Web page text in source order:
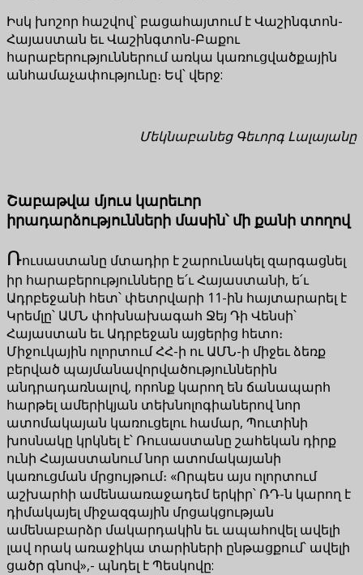
Իսկ խոշոր հաշվով՝ բացահայտում է Վաշինգտոն-
Հայաստան եւ Վաշինգտոն-Բաքու
հարաբերություններում առկա կառուցվածքային
անհամաչափությունը։ Եվ՝ վերջ:
Մեկնաբանեց Գեւորգ Լալայանը
Շաբաթվա մյուս կարեւոր
իրադարձությունների մասին՝ մի քանի տողով
Ռուսաստանը մտադիր է շարունակել զարգացնել
իր հարաբերությունները ե՛ւ Հայաստանի, ե՛ւ
Ադրբեջանի հետ՝ փետրվարի 11-ին հայտարարել է
Կրեմլը՝ ԱՄՆ փոխնախագահ Ջեյ Դի Վենսի՝
Հայաստան եւ Ադրբեջան այցերից հետո։
Միջուկային ոլորտում ՀՀ-ի ու ԱՄՆ-ի միջեւ ձեռք
բերված պայմանավորվածություններին
անդրադառնալով, որոնք կարող են ճանապարհ
հարթել ամերիկյան տեխնոլոգիաներով նոր
ատոմակայան կառուցելու համար, Պուտինի
խոսնակը կրկնել է՝ Ռուսաստանը շահեկան դիրք
ունի Հայաստանում նոր ատոմակայանի
կառուցման մրցույթում։ «Որպես այս ոլորտում
աշխարհի ամենաառաջադեմ երկիր՝ ՌԴ-ն կարող է
դիմակայել միջազգային մրցակցության
ամենաբարձր մակարդակին եւ ապահովել ավելի
լավ որակ առաջիկա տարիների ընթացքում՝ ավելի
ցածր գնով»,- պնդել է Պեսկովը: